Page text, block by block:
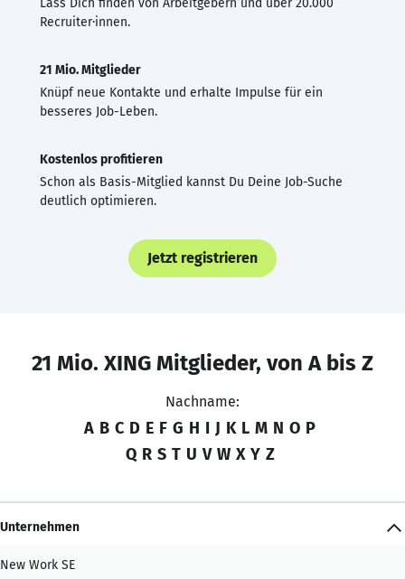
Recruiter·innen.
21 Mio. Mitglieder
Knüpf neue Kontakte und erhalte Impulse für ein
besseres Job-Leben.
Kostenlos profitieren
Schon als Basis-Mitglied kannst Du Deine Job-Suche
deutlich optimieren.
Jetzt registrieren
21 Mio. XING Mitglieder, von A bis Z
Nachname:
A B C D E F G H I J K L M N O P
Q R S T U V W X Y Z
Unternehmen
New Work SE